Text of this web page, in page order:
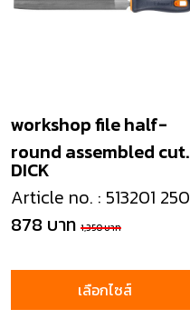
DICK
workshop file half-
round assembled cut
2
Article no. : 513201 250
878 บาท 1,350 บาท
เลือกไซส์